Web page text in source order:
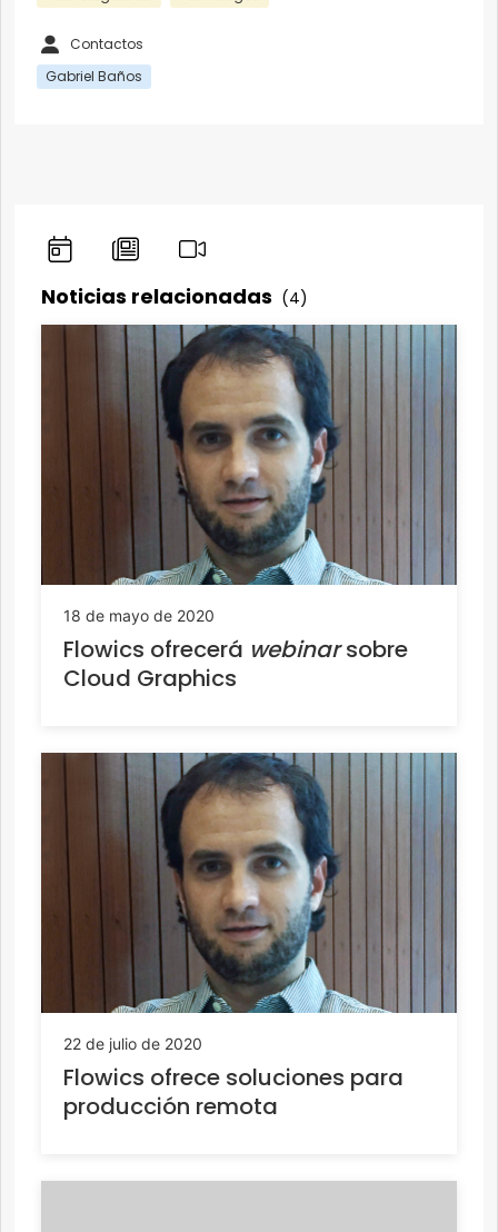
Contactos
Gabriel Baños
Noticias relacionadas (4)
18 de mayo de 2020
Flowics ofrecerá webinarsobre
Cloud Graphics
22 de julio de 2020
Flowics ofrece soluciones para
producción remota